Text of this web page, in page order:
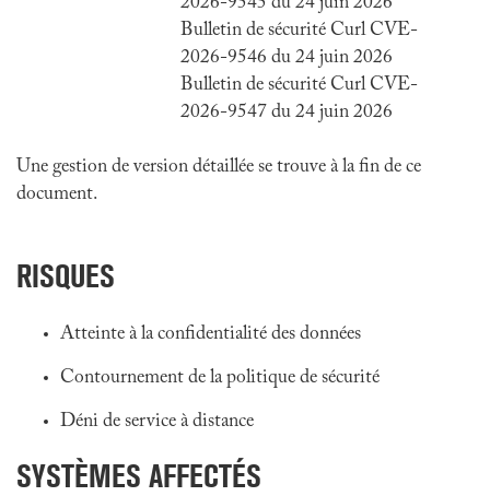
Bulletin de sécurité Curl CVE-
2026-9546 du 24 juin 2026
Bulletin de sécurité Curl CVE-
2026-9547 du 24 juin 2026
Une gestion de version détaillée se trouve à la fin de ce
document.
RISQUES
Atteinte à la confidentialité des données
Contournement de la politique de sécurité
Déni de service à distance
SYSTÈMES AFFECTÉS